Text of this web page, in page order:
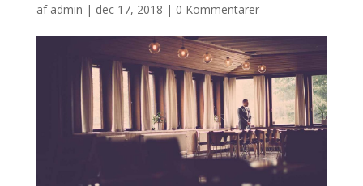
af admin | dec 17, 2018 | 0 Kommentarer